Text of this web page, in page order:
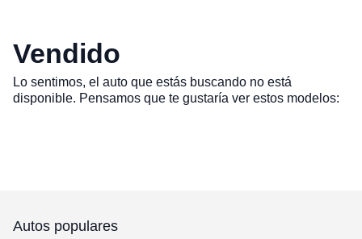
Vendido
Lo sentimos, el auto que estás buscando no está
disponible. Pensamos que te gustaría ver estos modelos:
Autos populares